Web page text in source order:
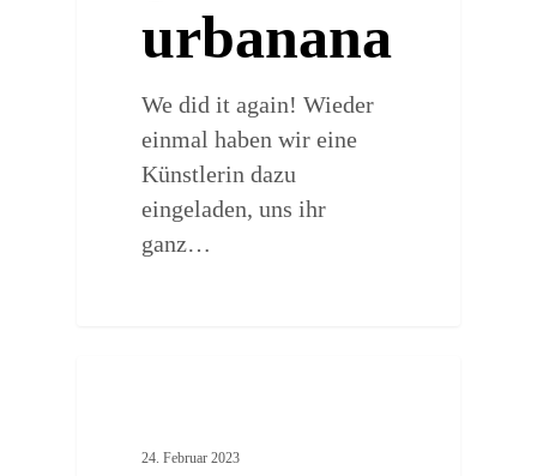
urbanana
We did it again! Wieder
einmal haben wir eine
Künstlerin dazu
eingeladen, uns ihr
ganz…
24. Februar 2023